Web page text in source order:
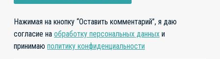
Нажимая на кнопку “Оставить комментарий”, я даю
согласие на обработку персональных данных и
принимаю политику конфиденциальности